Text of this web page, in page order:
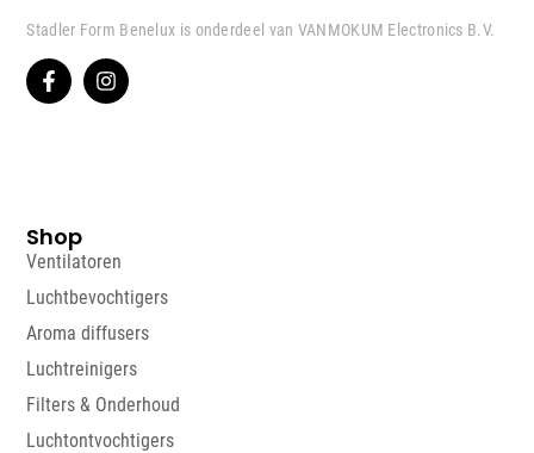
Stadler Form Benelux is onderdeel van VANMOKUM Electronics B.V.
Shop
Ventilatoren
Luchtbevochtigers
Aroma diffusers
Luchtreinigers
Filters & Onderhoud
Luchtontvochtigers